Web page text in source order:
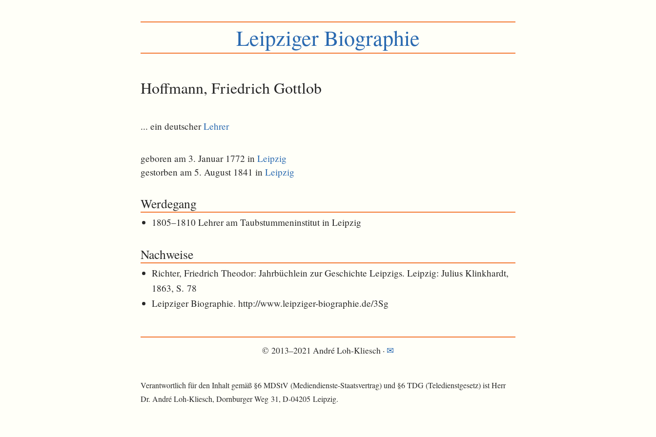
Leipziger Biographie
Hoffmann, Friedrich Gottlob
... ein deutscherLehrer
geboren am 3. Januar 1772 in Leipzig
gestorben am 5. August 1841 in Leipzig
Werdegang
1805–1810 Lehrer am Taubstummeninstitut in Leipzig
Nachweise
Richter, Friedrich Theodor: Jahrbüchlein zur Geschichte Leipzigs. Leipzig: Julius Klinkhardt,
1863, S. 78
Leipziger Biographie. http://www.leipziger-biographie.de/3Sg
© 2013–2021 André Loh-Kliesch · ✉︎
Verantwortlich für den Inhalt gemäß §6 MDStV (Mediendienste-Staatsvertrag) und §6 TDG (Teledienstgesetz) ist Herr
Dr. André Loh-Kliesch, Dornburger Weg 31, D-04205 Leipzig.